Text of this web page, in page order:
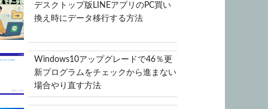
デスクトップ版LINEアプリのPC買い
換え時にデータ移行する方法
Windows10アップグレードで46％更
新プログラムをチェックから進まない
場合やり直す方法